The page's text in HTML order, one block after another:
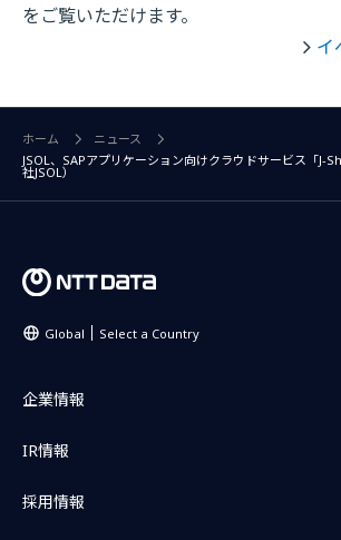
をご覧いただけます。
イ
ホーム
ニュース
JSOL、SAPアプリケーション向けクラウドサービス「J-
社JSOL）
Global Select a Country
企業情報
IR情報
採用情報